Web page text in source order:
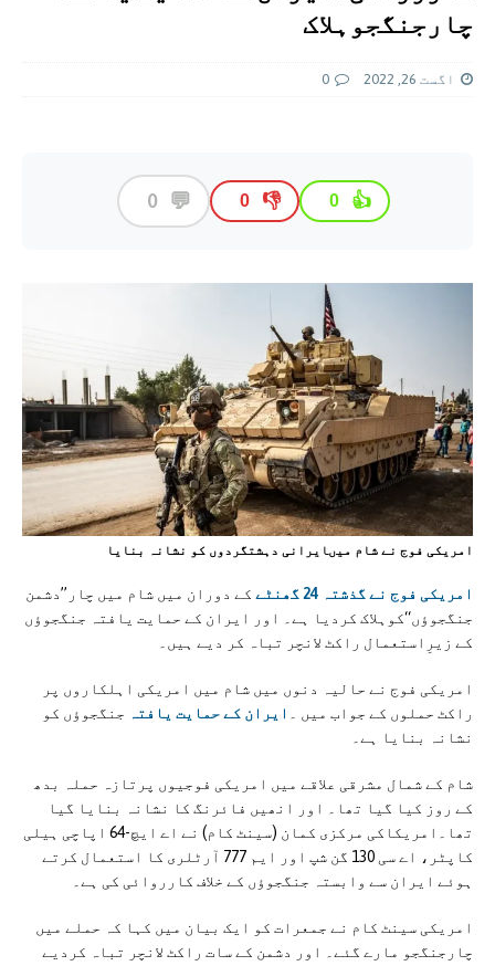
چارجنگجوہلاک
اگست 26, 2022 0
👍
0
👎
0
💬
0
امريکی فوج نے شام ميںايرانی دہشتگردوں کو نشانہ بنايا
امریکی فوج نے گذشتہ 24 گھنٹے
کے دوران میں شام میں چار’’دشمن
جنگجوؤں‘‘کوہلاک کردیا ہے۔ اور ایران کے حمایت یافتہ جنگجوؤں
کے زیرِاستعمال راکٹ لانچر تباہ کر دیے ہیں۔
امریکی فوج نے حالیہ دنوں میں شام میں امریکی اہلکاروں پر
راکٹ حملوں کے جواب میں ۔
ایران کے حمایت یافتہ جنگجوؤں کو
نشانہ بنایا ہے۔
شام کے شمال مشرقی علاقے میں امریکی فوجیوں پرتازہ حملہ بدھ
کے روز کیا گیا تھا۔ اور انھیں فائرنگ کا نشانہ بنایا گیا
تھا۔امریکاکی مرکزی کمان (سینٹ کام) نے اے ایچ-64 اپاچی ہیلی
کاپٹر، اے سی 130 گن شپ اور ایم 777 آرٹلری کا استعمال کرتے
ہوئے ایران سے وابستہ جنگجوؤں کے خلاف کارروائی کی ہے۔
امريکی سینٹ کام نے جمعرات کو ایک بیان میں کہا کہ حملے میں
چارجنگجو مارے گئے۔ اور دشمن کے سات راکٹ لانچر تباہ کردیے